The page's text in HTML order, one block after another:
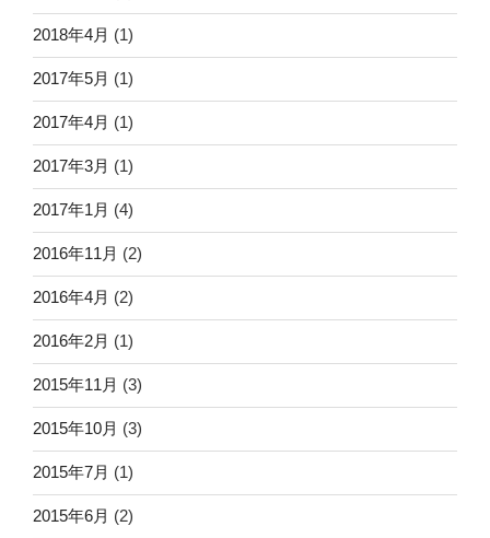
2018年4月 (1)
2017年5月 (1)
2017年4月 (1)
2017年3月 (1)
2017年1月 (4)
2016年11月 (2)
2016年4月 (2)
2016年2月 (1)
2015年11月 (3)
2015年10月 (3)
2015年7月 (1)
2015年6月 (2)